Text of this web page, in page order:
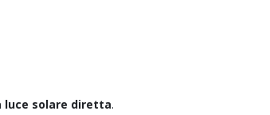
luce solare diretta.